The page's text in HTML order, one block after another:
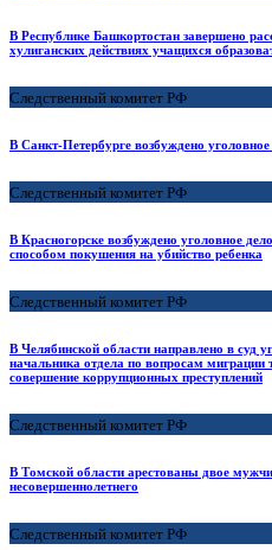
В Республике Башкортостан завершено
хулиганских действиях учащихся
Следственный комитет РФ
В Санкт-Петербурге возбуждено
Следственный комитет РФ
В Красногорске возбуждено уголовное
способом покушения на убийство ребенка
Следственный комитет РФ
В Челябинской области направлено в суд
начальника отдела по вопросам миграции
совершение коррупционных преступлений
Следственный комитет РФ
В Томской области арестованы двое
несовершеннолетнего
Следственный комитет РФ